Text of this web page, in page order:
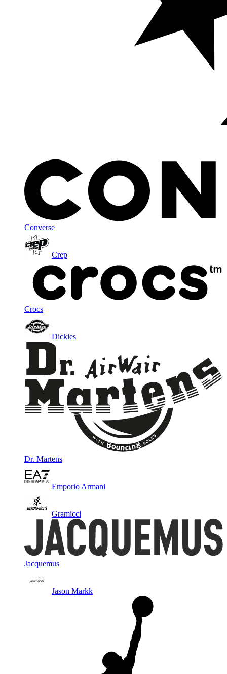
Converse
Crep
Crocs
Dickies
Dr. Martens
Emporio Armani
Gramicci
Jacquemus
Jason Markk